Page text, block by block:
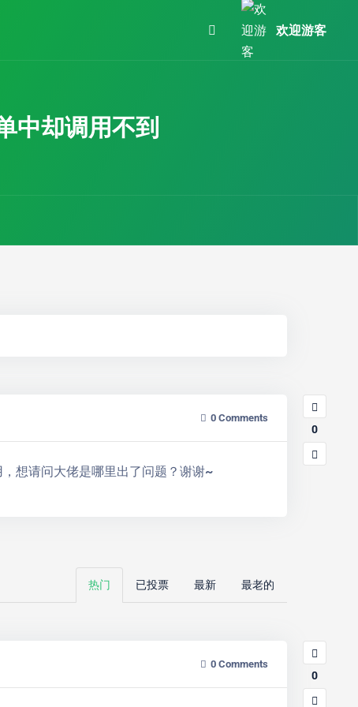
欢迎游客
中却调用不到
0 Comments
想请问大佬是哪里出了问题？谢谢~
0
热门 已投票 最新 最老的
0 Comments
0